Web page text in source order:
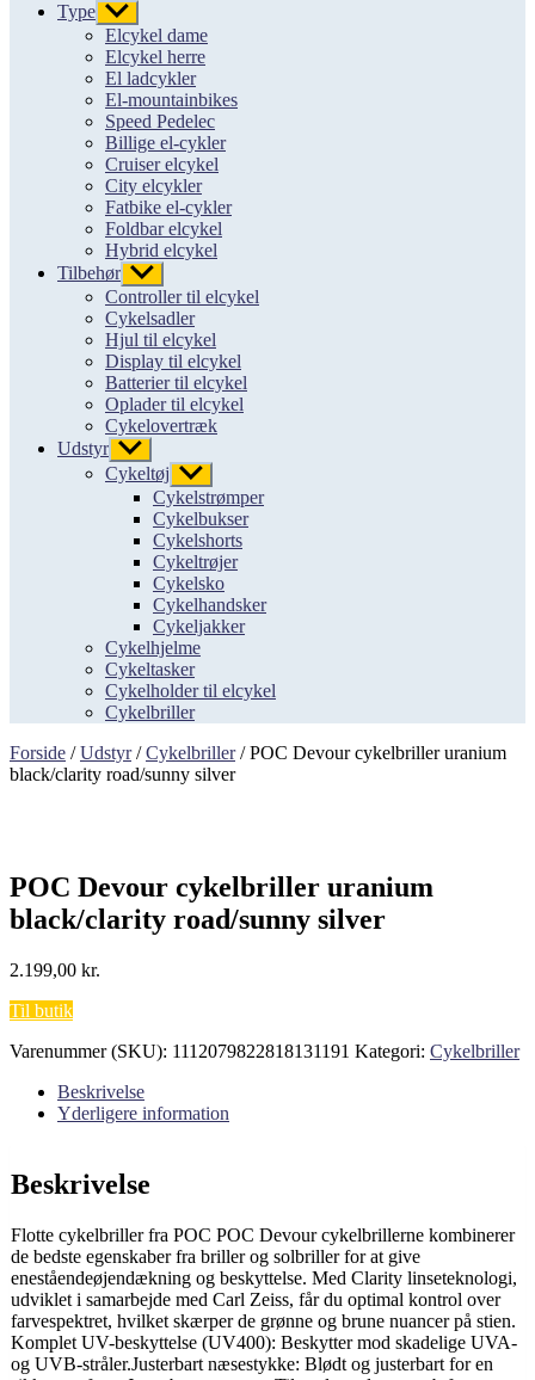
Type Vis
undermenu
Elcykel dame
Elcykel herre
El ladcykler
El-mountainbikes
Speed Pedelec
Billige el-cykler
Cruiser elcykel
City elcykler
Fatbike el-cykler
Foldbar elcykel
Hybrid elcykel
Tilbehør Vis
undermenu
Controller til elcykel
Cykelsadler
Hjul til elcykel
Display til elcykel
Batterier til elcykel
Oplader til elcykel
Cykelovertræk
Udstyr Vis
undermenu
Cykeltøj Vis
undermenu
Cykelstrømper
Cykelbukser
Cykelshorts
Cykeltrøjer
Cykelsko
Cykelhandsker
Cykeljakker
Cykelhjelme
Cykeltasker
Cykelholder til elcykel
Cykelbriller
Forside /Udstyr/Cykelbriller/ POC Devour cykelbriller uranium
black/clarity road/sunny silver
POC Devour cykelbriller uranium
black/clarity road/sunny silver
2.199,00 kr.
Til butik
Varenummer (SKU): 1112079822818131191 Kategori: Cykelbriller
Beskrivelse
Yderligere information
Beskrivelse
Flotte cykelbriller fra POC POC Devour cykelbrillerne kombinerer
de bedste egenskaber fra briller og solbriller for at give
eneståendeøjendækning og beskyttelse. Med Clarity linseteknologi,
udviklet i samarbejde med Carl Zeiss, får du optimal kontrol over
farvespektret, hvilket skærper de grønne og brune nuancer på stien.
Komplet UV-beskyttelse (UV400): Beskytter mod skadelige UVA-
og UVB-stråler.Justerbart næsestykke: Blødt og justerbart for en